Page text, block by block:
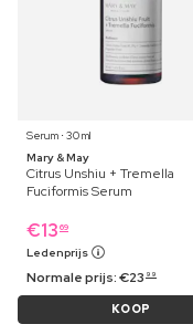
Serum ⋅ 30 ml
Mary & May
Citrus Unshiu + Tremella
Fuciformis Serum
€13 69
Ledenprijs
Normale prijs:€23 99
KOOP